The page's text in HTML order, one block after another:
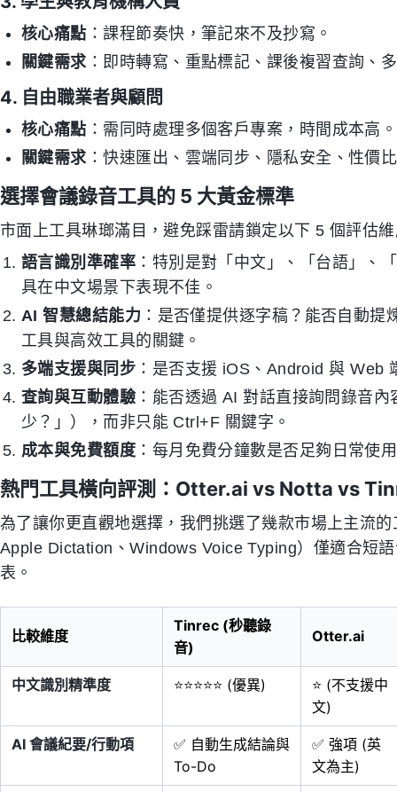
核心痛點 ：課程節奏快，筆記來不及抄寫。
關鍵需求：即時轉寫、重點標記、課後複習查詢、
4. 自由職業者與顧問
核心痛點 ：需同時處理多個客戶專案，時間成本高。
關鍵需求：快速匯出、雲端同步、隱私安全、性價
選擇會議錄音工具的 5 大黃金標準
市面上工具琳瑯滿目，避免踩雷請鎖定以下 5 個評估
語言識別準確率 ：特別是對「中文」、「台語」、
具在中文場景下表現不佳。
AI 智慧總結能力 ：是否僅提供逐字稿？能否自動
工具與高效工具的關鍵。
多端支援與同步 ：是否支援 iOS、Android 與 Web
查詢與互動體驗 ：能否透過 AI 對話直接詢問錄音
少？」），而非只能 Ctrl+F 關鍵字。
成本與免費額度 ：每月免費分鐘數是否足夠日常使
熱門工具橫向評測：Otter.ai vs Notta vs
為了讓你更直觀地選擇，我們挑選了幾款市場上主流
Apple Dictation、Windows Voice Typing）僅適合短
表。
比較維度
Tinrec (秒聽錄
音)
Otter.ai
中文識別精準度 ⭐⭐⭐⭐⭐ (優異)
⭐ (不支援中
文)
AI 會議紀要/行動項
✅ 自動生成結論與
To-Do
✅ 強項 (英
文為主)